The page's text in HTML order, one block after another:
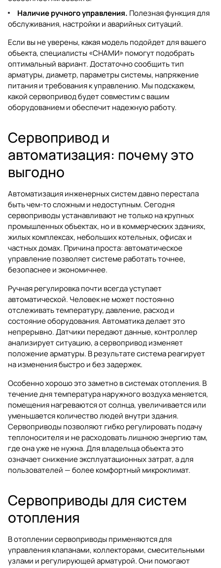
Наличие ручного управления. Полезная функция для
обслуживания, настройки и аварийных ситуаций.
Если вы не уверены, какая модель подойдет для вашего
объекта, специалисты «СНАМИ» помогут подобрать
оптимальный вариант. Достаточно сообщить тип
арматуры, диаметр, параметры системы, напряжение
питания и требования к управлению. Мы подскажем,
какойсервоприводбудет совместим с вашим
оборудованием и обеспечит надежную работу.
Сервопривод и
автоматизация: почему это
выгодно
Автоматизация инженерных систем давно перестала
быть чем-то сложным и недоступным. Сегодня
сервоприводы устанавливают не только на крупных
промышленных объектах, но и в коммерческих зданиях,
жилых комплексах, небольших котельных, офисах и
частных домах. Причина проста: автоматическое
управление позволяет системе работать точнее,
безопаснее и экономичнее.
Ручная регулировка почти всегда уступает
автоматической. Человек не может постоянно
отслеживать температуру, давление, расход и
состояние оборудования. Автоматика делает это
непрерывно. Датчики передают данные, контроллер
анализирует ситуацию, а сервопривод изменяет
положение арматуры. В результате система реагирует
на изменения быстро и без задержек.
Особенно хорошо это заметно в системах отопления. В
течение дня температура наружного воздуха меняется,
помещения нагреваются от солнца, увеличивается или
уменьшается количество людей внутри здания.
Сервоприводы позволяют гибко регулировать подачу
теплоносителя и не расходовать лишнюю энергию там,
где она уже не нужна. Для владельца объекта это
означает снижение эксплуатационных затрат, а для
пользователей — более комфортный микроклимат.
Сервоприводы для систем
отопления
В отоплении сервоприводы применяются для
управления клапанами, коллекторами, смесительными
узлами и регулирующей арматурой. Они помогают